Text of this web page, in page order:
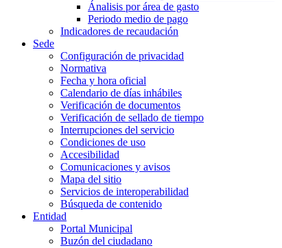
Ánalisis por área de gasto
Periodo medio de pago
Indicadores de recaudación
Sede
Configuración de privacidad
Normativa
Fecha y hora oficial
Calendario de días inhábiles
Verificación de documentos
Verificación de sellado de tiempo
Interrupciones del servicio
Condiciones de uso
Accesibilidad
Comunicaciones y avisos
Mapa del sitio
Servicios de interoperabilidad
Búsqueda de contenido
Entidad
Portal Municipal
Buzón del ciudadano